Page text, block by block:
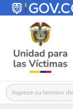
Buscar: